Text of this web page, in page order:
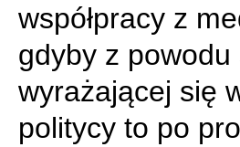
współpracy z
gdyby z
wyrażającej się
politycy to po